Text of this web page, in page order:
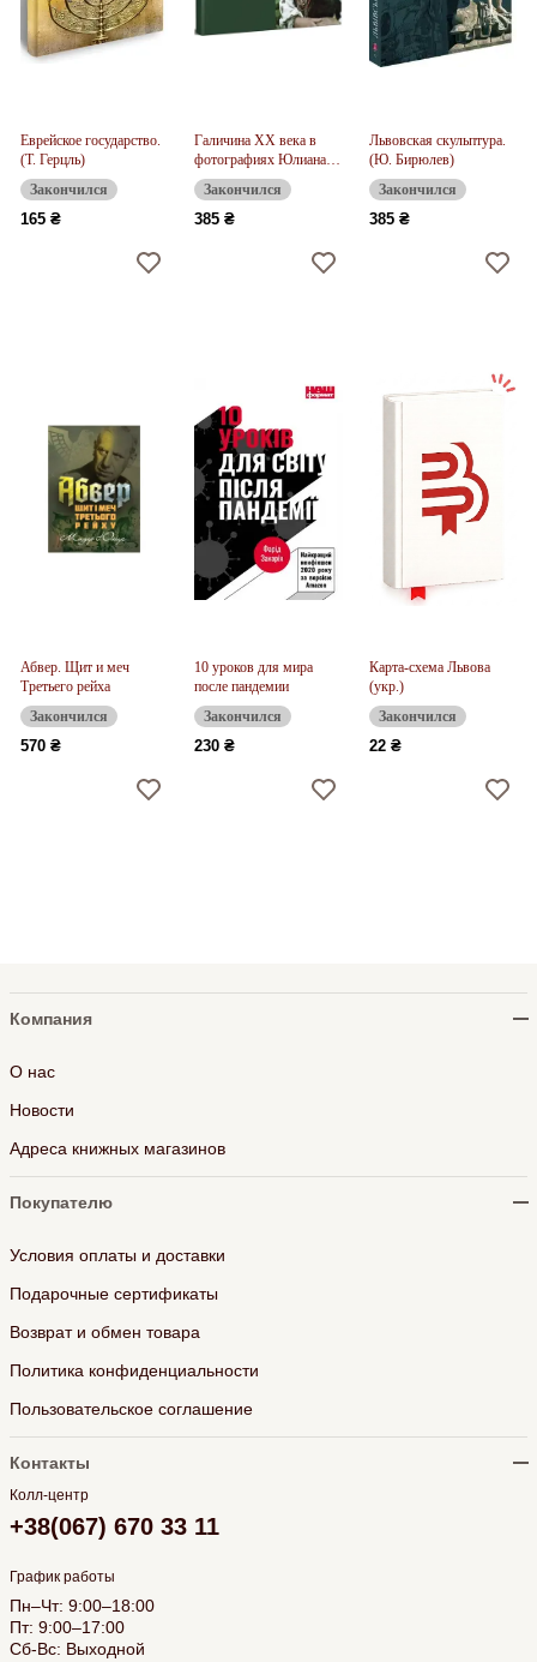
Еврейское государство.
(Т. Герцль)
Закончился
165 ₴
Галичина XX века в
фотографиях Юлиана
Дороша
Закончился
385 ₴
Львовская скульптура.
(Ю. Бирюлев)
Закончился
385 ₴
Абвер. Щит и меч
Третьего рейха
Закончился
570 ₴
10 уроков для мира
после пандемии
Закончился
230 ₴
Карта-схема Львова
(укр.)
Закончился
22 ₴
Компания
О нас
Новости
Адреса книжных магазинов
Покупателю
Условия оплаты и доставки
Подарочные сертификаты
Возврат и обмен товара
Политика конфиденциальности
Пользовательское соглашение
Контакты
Колл-центр
+38(067) 670 33 11
График работы
Пн–Чт: 9:00–18:00
Пт: 9:00–17:00
Сб-Вс: Выходной